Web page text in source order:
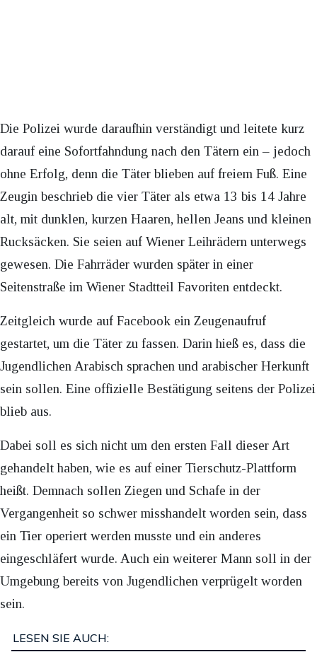
Die Polizei wurde daraufhin verständigt und leitete kurz
darauf eine Sofortfahndung nach den Tätern ein – jedoch
ohne Erfolg, denn die Täter blieben auf freiem Fuß. Eine
Zeugin beschrieb die vier Täter als etwa 13 bis 14 Jahre
alt, mit dunklen, kurzen Haaren, hellen Jeans und kleinen
Rucksäcken. Sie seien auf Wiener Leihrädern unterwegs
gewesen. Die Fahrräder wurden später in einer
Seitenstraße im Wiener Stadtteil Favoriten entdeckt.
Zeitgleich wurde auf Facebook ein Zeugenaufruf
gestartet, um die Täter zu fassen. Darin hieß es, dass die
Jugendlichen Arabisch sprachen und arabischer Herkunft
sein sollen. Eine offizielle Bestätigung seitens der Polizei
blieb aus.
Dabei soll es sich nicht um den ersten Fall dieser Art
gehandelt haben, wie es auf einer Tierschutz-Plattform
heißt. Demnach sollen Ziegen und Schafe in der
Vergangenheit so schwer misshandelt worden sein, dass
ein Tier operiert werden musste und ein anderes
eingeschläfert wurde. Auch ein weiterer Mann soll in der
Umgebung bereits von Jugendlichen verprügelt worden
sein.
LESEN SIE AUCH: